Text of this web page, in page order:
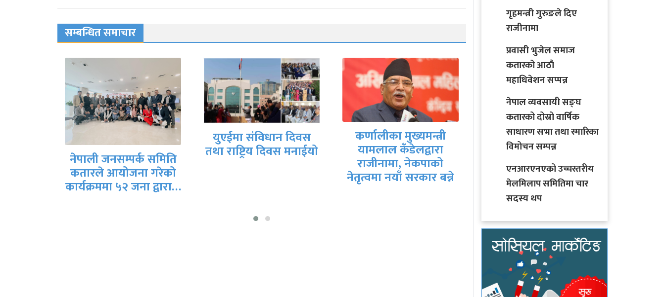
सम्बन्धित समाचार
तथा राष्ट्रिय दिवस मनाईयो
कर्णालीका मुख्यमन्त्री
यामलाल कँडेलद्वारा
राजीनामा, नेकपाको
गृहमन्त्री गुरुङले दिए
राजीनामा नेपाली जनसम्पर्क समिति
कतारले आयोजना गरेको
कार्यक्रममा ५२ जना द्वारा…
गृहमन्त्री गुरुङले दिए
राजीनामा
प्रवासी भुजेल समाज
कतारको आठाै
महाधिवेशन सप्पन्न
नेपाल व्यवसायी सङ्घ
कतारको दोस्रो वार्षिक
साधारण सभा तथा स्मारिका
विमोचन सम्पन्न
एनआरएनएको उच्चस्तरीय
मेलमिलाप समितिमा चार
सदस्य थप